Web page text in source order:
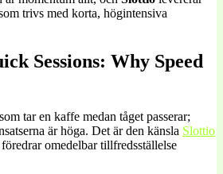
trivs med korta, högintensiva
Sessions: Why Speed
tar en kaffe medan tåget passerar;
är höga. Det är den känsla Slottio
omedelbar tillfredsställelse